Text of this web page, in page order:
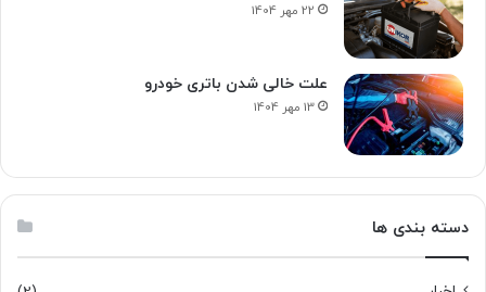
22 مهر 1404
علت خالی شدن باتری خودرو
13 مهر 1404
دسته بندی ها